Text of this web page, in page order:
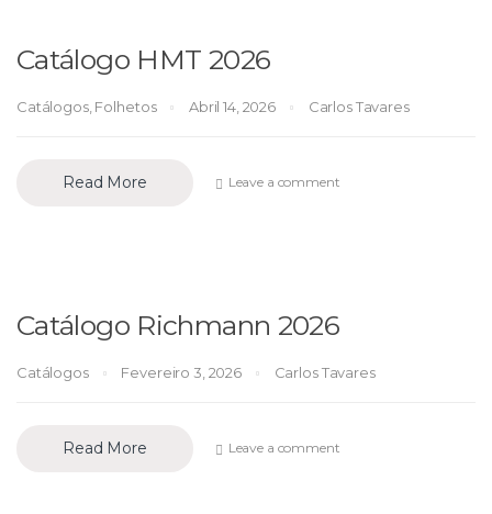
Catálogo HMT 2026
Catálogos, Folhetos Abril 14, 2026 Carlos Tavares
Read More Leave a comment
Catálogo Richmann 2026
Catálogos Fevereiro 3, 2026 Carlos Tavares
Read More Leave a comment